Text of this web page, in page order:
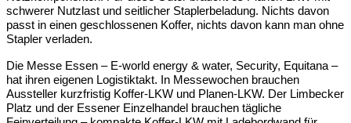
schwerer Nutzlast und seitlicher Staplerbeladung. Nichts davon
passt in einen geschlossenen Koffer, nichts davon kann man ohne
Stapler verladen.
Die Messe Essen – E-world energy & water, Security, Equitana –
hat ihren eigenen Logistiktakt. In Messewochen brauchen
Aussteller kurzfristig Koffer-LKW und Planen-LKW. Der Limbecker
Platz und der Essener Einzelhandel brauchen tägliche